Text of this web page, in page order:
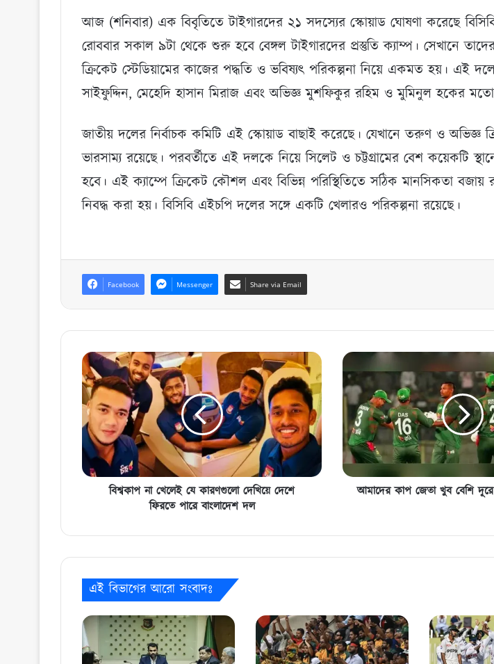
আজ (শনিবার) এক বিবৃতিতে টাইগারদের ২১ সদস্যের স্কোয়াড ঘোষণা করেছে
রোববার সকাল ৯টা থেকে শুরু হবে বেঙ্গল টাইগারদের প্রস্তুতি ক্যাম্প। সেখানে
ক্রিকেট স্টেডিয়ামের কাজের পদ্ধতি ও ভবিষ্যৎ পরিকল্পনা নিয়ে একমত হয়। এই
সাইফুদ্দিন, মেহেদি হাসান মিরাজ এবং অভিজ্ঞ মুশফিকুর রহিম ও মুমিনুল হকের মতো
জাতীয় দলের নির্বাচক কমিটি এই স্কোয়াড বাছাই করেছে। যেখানে তরুণ ও অভিজ্ঞ
ভারসাম্য রয়েছে। পরবর্তীতে এই দলকে নিয়ে সিলেট ও ​​চট্টগ্রামের বেশ কয়েকটি
হবে। এই ক্যাম্পে ক্রিকেট কৌশল এবং বিভিন্ন পরিস্থিতিতে সঠিক মানসিকতা বজায়
নিবদ্ধ করা হয়। বিসিবি এইচপি দলের সঙ্গে একটি খেলারও পরিকল্পনা রয়েছে।
Facebook Messenger Share via Email
বিশ্বকাপ
না
খেলেই
যে
কারণগুলো
দেখিয়ে
দেশে
ফিরতে
পারে
বাংলাদেশবিশ্বকাপ না খেলেই যে কারণগুলো দেখিয়ে দেশে
ফিরতে পারে বাংলাদেশ দল
আমাদের
কাপ
জেতা
খুব
বেশি
দূরে
নয়:
তাওহীদ
হৃদয়
আমাদের কাপ জেতা খুব বেশি
এই বিভাগের আরো সংবাদঃ